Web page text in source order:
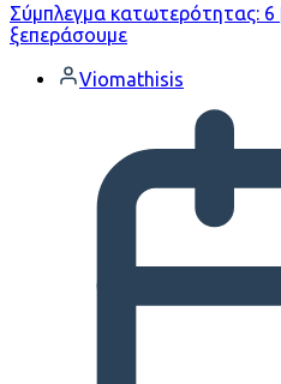
Σύμπλεγμα κατωτερότητας: 6
ξεπεράσουμε
Viomathisis